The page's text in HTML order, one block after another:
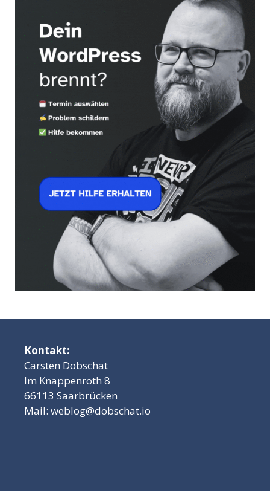
Kontakt:
Carsten Dobschat
Im Knappenroth 8
66113 Saarbrücken
Mail: weblog@dobschat.io